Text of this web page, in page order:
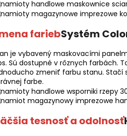
fariebSystém
je vybavený maskovacími
Sú dostupné v rôznych farbách.
zmeniť farbu stanu. Stačí
farbe.
tesnosť a odolnosť